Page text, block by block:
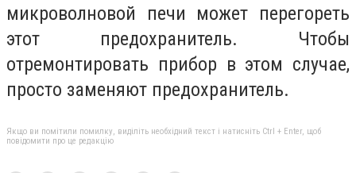
микроволновой печи может перегореть
этот предохранитель. Чтобы
отремонтировать прибор в этом случае,
просто заменяют предохранитель.
Якщо ви помітили помилку, виділіть необхідний текст і натисніть Ctrl + Enter, щоб
повідомити про це редакцію